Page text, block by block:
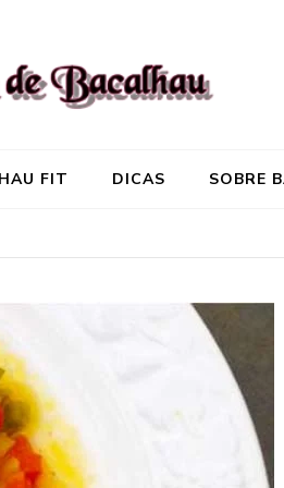
FIT DICAS SOBRE